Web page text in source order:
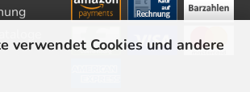
verwendet Cookies und andere